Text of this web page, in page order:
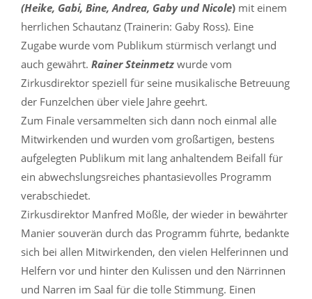
(Heike, Gabi, Bine, Andrea, Gaby und Nicole) mit einem
herrlichen Schautanz (Trainerin: Gaby Ross). Eine
Zugabe wurde vom Publikum stürmisch verlangt und
auch gewährt. Rainer Steinmetz wurde vom
Zirkusdirektor speziell für seine musikalische Betreuung
der Funzelchen über viele Jahre geehrt.
Zum Finale versammelten sich dann noch einmal alle
Mitwirkenden und wurden vom großartigen, bestens
aufgelegten Publikum mit lang anhaltendem Beifall für
ein abwechslungsreiches phantasievolles Programm
verabschiedet.
Zirkusdirektor Manfred Mößle, der wieder in bewährter
Manier souverän durch das Programm führte, bedankte
sich bei allen Mitwirkenden, den vielen Helferinnen und
Helfern vor und hinter den Kulissen und den Närrinnen
und Narren im Saal für die tolle Stimmung. Einen